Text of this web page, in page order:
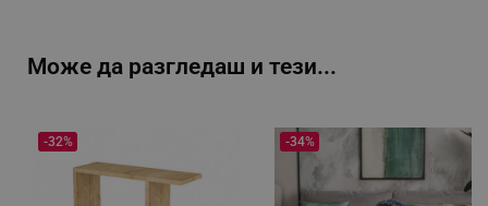
Може да разгледаш и тези...
-32% -34%